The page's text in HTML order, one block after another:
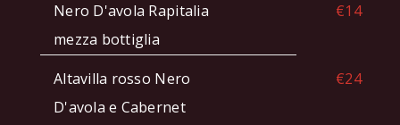
Nero D'avola Rapitalia
mezza bottiglia
€14
Altavilla rosso Nero
D'avola e Cabernet
€24